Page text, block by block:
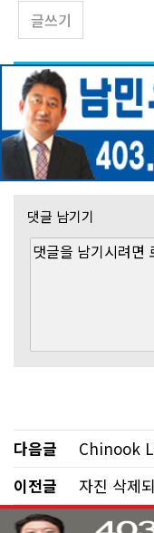
글쓰기
댓글 남기기
다음글
Chinook
이전글
자진 삭제